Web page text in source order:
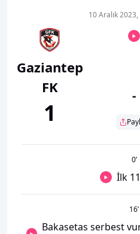
Gaziantep
FK
1
10 Aralık
-
0’
İlk
16’
Bakasetas serbest